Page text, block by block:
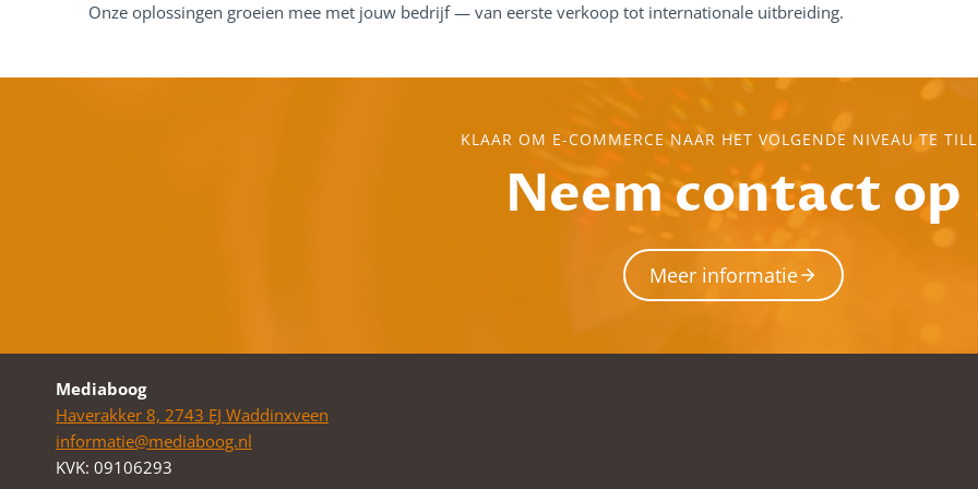
Onze oplossingen groeien mee met jouw bedrijf — van eerste verkoop tot internationale uitbreiding.
KLAAR OM E-COMMERCE NAAR HET VOLGENDE NIVEAU TE
Neem contact op
Meer informatie
Mediaboog
Haverakker 8, 2743 EJ Waddinxveen
informatie@mediaboog.nl
KVK: 09106293